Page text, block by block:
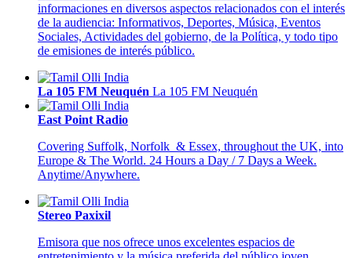
informaciones en diversos aspectos relacionados con el interés
de la audiencia: Informativos, Deportes, Música, Eventos
Sociales, Actividades del gobierno, de la Política, y todo tipo
de emisiones de interés público.
La 105 FM Neuquén La 105 FM Neuquén
East Point Radio
Covering Suffolk, Norfolk & Essex, throughout the UK, into
Europe & The World. 24 Hours a Day / 7 Days a Week.
Anytime/Anywhere.
Stereo Paxixil
Emisora que nos ofrece unos excelentes espacios de